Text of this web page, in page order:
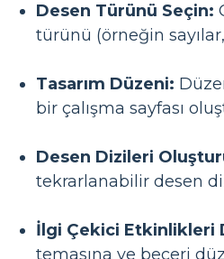
Desen Türünü Seçin:
türünü (örneğin
Tasarım Düzeni:
bir çalışma sayfası
Desen Dizileri
tekrarlanabilir desen
İlgi Çekici Etkinlikleri
temasına ve beceri